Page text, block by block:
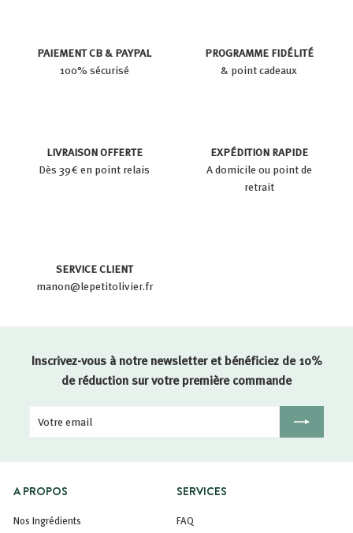
PAIEMENT CB & PAYPAL
100% sécurisé
PROGRAMME FIDÉLITÉ
& point cadeaux
LIVRAISON OFFERTE
Dès 39€ en point relais
EXPÉDITION RAPIDE
A domicile ou point de
retrait
SERVICE CLIENT
manon@lepetitolivier.fr
Inscrivez-vous à notre newsletter et bénéficiez de 10%
de réduction sur votre première commande
Votre
Inscription
A PROPOS
Nos Ingrédients
SERVICES
FAQ